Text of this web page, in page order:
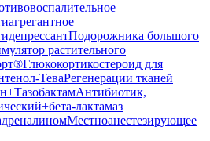
Подорожника большого
растительного
Глюкокортикостероид для
ТеваРегенерации тканей
Антибиотик,
лактамаз
Местноанестезирующее